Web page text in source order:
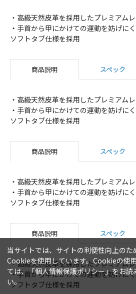
・高級天然皮革を採用したプレミアム
・手首から甲にかけての運動を妨げに
ソフトタブ仕様を採用
商品説明 スペック
・高級天然皮革を採用したプレミアム
・手首から甲にかけての運動を妨げに
ソフトタブ仕様を採用
商品説明 スペック
・高級天然皮革を採用したプレミアム
・手首から甲にかけての運動を妨げに
ソフトタブ仕様を採用
商品説明 スペック
・高級天然皮革を採用したプレミアムレ
・手首から甲にかけての運動を妨げに
ソフトタブ仕様を採用
当サイトでは、サイトの利便性向上のた
Cookieを使用しています。Cookieの使
ては、「個人情報保護ポリシー」をお読
い。